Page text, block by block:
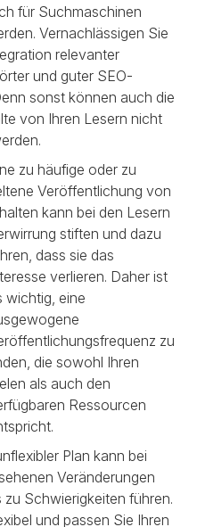
für Suchmaschinen
Vernachlässigen Sie
relevanter
und guter SEO-
sonst können auch die
von Ihren Lesern nicht
zu häufige oder zu
Veröffentlichung von
kann bei den Lesern
stiften und dazu
dass sie das
verlieren. Daher ist
wichtig, eine
zu
die sowohl Ihren
als auch den
Ressourcen
Plan kann bei
Veränderungen
zu Schwierigkeiten führen.
und passen Sie Ihren